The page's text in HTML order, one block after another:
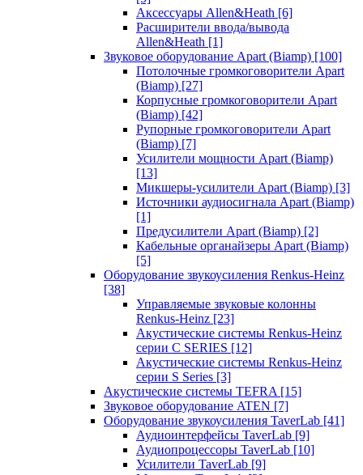
Аксессуары Allen&Heath [6]
Расширители ввода/вывода
Allen&Heath [1]
Звуковое оборудование Apart (Biamp) [100]
Потолочные громкоговорители Apart
(Biamp) [27]
Корпусные громкоговорители Apart
(Biamp) [42]
Рупорные громкоговорители Apart
(Biamp) [7]
Усилители мощности Apart (Biamp)
[13]
Микшеры-усилители Apart (Biamp) [3]
Источники аудиосигнала Apart (Biamp)
[1]
Предусилители Apart (Biamp) [2]
Кабельные органайзеры Apart (Biamp)
[5]
Оборудование звукоусиления Renkus-Heinz
[38]
Управляемые звуковые колонны
Renkus-Heinz [23]
Акустические системы Renkus-Heinz
серии C SERIES [12]
Акустические системы Renkus-Heinz
серии S Series [3]
Акустические системы TEFRA [15]
Звуковое оборудование ATEN [7]
Оборудование звукоусиления TaverLab [41]
Аудиоинтерфейсы TaverLab [9]
Аудиопроцессоры TaverLab [10]
Усилители TaverLab [9]